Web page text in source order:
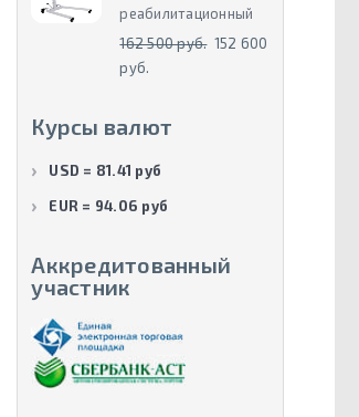
реабилитационный
162 500 руб. 152 600
руб.
Курсы валют
USD = 81.41 руб
EUR = 94.06 руб
Аккредитованный
участник